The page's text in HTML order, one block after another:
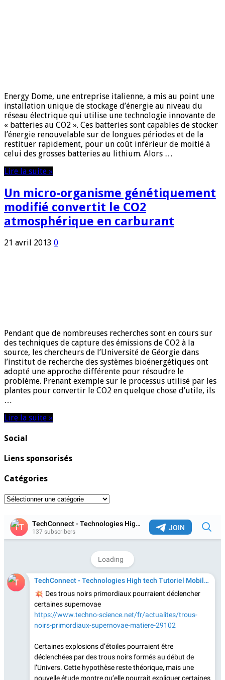
Energy Dome, une entreprise italienne, a mis au point une
installation unique de stockage d’énergie au niveau du
réseau électrique qui utilise une technologie innovante de
« batteries au CO2 ». Ces batteries sont capables de stocker
l’énergie renouvelable sur de longues périodes et de la
restituer rapidement, pour un coût inférieur de moitié à
celui des grosses batteries au lithium. Alors …
Lire la suite »
Un micro-organisme génétiquement
modifié convertit le CO2
atmosphérique en carburant
21 avril 2013 0
Pendant que de nombreuses recherches sont en cours sur
des techniques de capture des émissions de CO2 à la
source, les chercheurs de l’Université de Géorgie dans
l’institut de recherche des systèmes bioénergétiques ont
adopté une approche différente pour résoudre le
problème. Prenant exemple sur le processus utilisé par les
plantes pour convertir le CO2 en quelque chose d’utile, ils
…
Lire la suite »
Social
Liens sponsorisés
Catégories
Catégories